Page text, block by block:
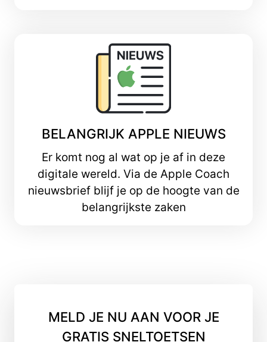
BELANGRIJK APPLE NIEUWS
Er komt nog al wat op je af in deze
digitale wereld. Via de Apple Coach
nieuwsbrief blijf je op de hoogte van de
belangrijkste zaken
MELD JE NU AAN VOOR JE
GRATIS SNELTOETSEN